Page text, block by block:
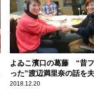
よゐこ濱口の葛藤 “昔
った”渡辺満里奈の話を
潤にできない
2018.12.20